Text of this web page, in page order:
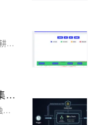
🌟蒋星熠Jaxonic，技术宇宙中的星际旅人。深耕Spring Boot 3.x与微服务架构，探索云原生、性能优化与高可用系统设计。以代码为笔，在二进制星河中谱写极客诗篇。关注我，共赴技术星辰大海！（238字）
秒级行情推送系统实战：从触发、采集到入库的端到端架构
本文设计了一套秒级实时行情推送系统，涵盖触发、采集、缓冲、入库与推送五层架构，结合动态代理IP、Kafka/Redis缓冲及WebSocket推送，实现金融数据低延迟、高并发处理，适用于股票、数字货币等实时行情场景。